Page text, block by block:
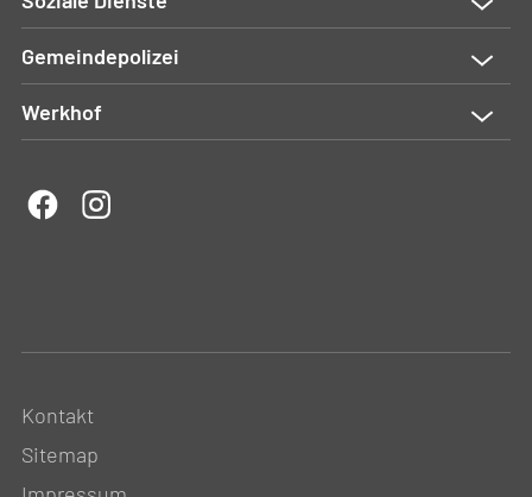
Gemeindepolizei
Werkhof
Kontakt
Sitemap